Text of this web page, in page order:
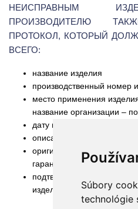
Súbory
technológie
НЕИСПРАВНЫМ
ПРОИЗВОДИТЕЛЮ
ПРОТОКОЛ, КОТОРЫЙ
ВСЕГО:
название изделия
производственный номер
место применения
название организации –
дату продажи
описание
оригинал правильно
гарантийного талона
подтверждение о
изделия (будет отправлен